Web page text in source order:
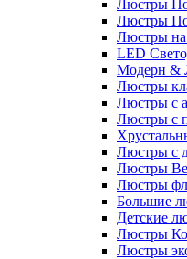
Люстры
Люстры
Люстры
LED
Модерн &
Люстры
Люстры с
Люстры с
Люстры с
Люстры
Люстры
Большие
Детские
Люстры
Люстры